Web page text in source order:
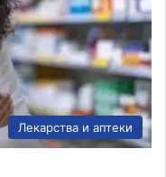
Лекарства и аптеки